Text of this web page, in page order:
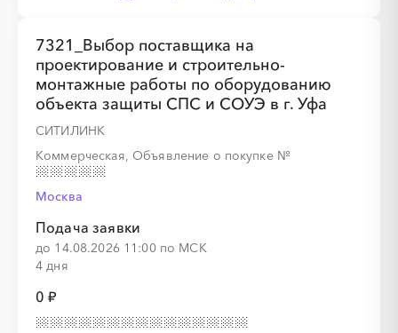
7321_Выбор поставщика на
проектирование и строительно-
монтажные работы по оборудованию
объекта защиты СПС и СОУЭ в г. Уфа
СИТИЛИНК
Коммерческая, Объявление о покупке №
Москва
Подача заявки
до 14.08.2026 11:00 по МСК
4 дня
0 ₽